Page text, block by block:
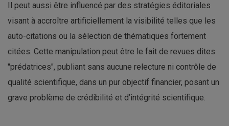
Il peut aussi être influencé par des stratégies éditoriales
visant à accroître artificiellement la visibilité telles que les
auto-citations ou la sélection de thématiques fortement
citées. Cette manipulation peut être le fait de revues dites
"prédatrices", publiant sans aucune relecture ni contrôle de
qualité scientifique, dans un pur objectif financier, posant un
grave problème de crédibilité et d’intégrité scientifique.